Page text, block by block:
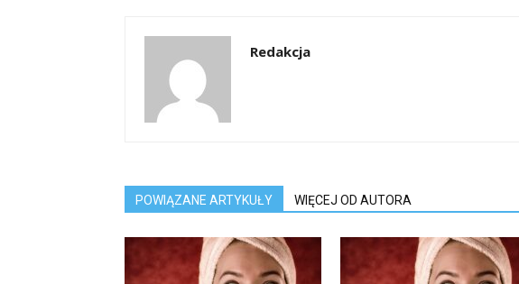
Redakcja
POWIĄZANE ARTYKUŁY WIĘCEJ OD AUTORA